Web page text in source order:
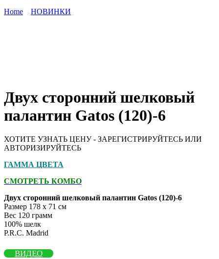
Home
НОВИНКИ
Двух сторонний шелковый
палантин Gatos (120)-6
ХОТИТЕ УЗНАТЬ ЦЕНУ - ЗАРЕГИСТРИРУЙТЕСЬ ИЛИ
АВТОРИЗИРУЙТЕСЬ
ГАММА ЦВЕТА
СМОТРЕТЬ КОМБО
Двух сторонний шелковый палантин Gatos (120)-6
Размер 178 х 71 см
Вес 120 грамм
100% шелк
P.R.C. Madrid
ВИДЕО